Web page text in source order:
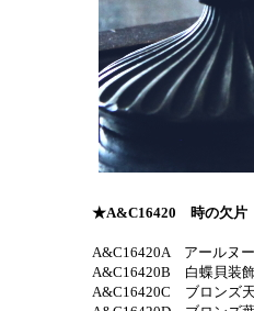
★A&C16420 時の欠片
A&C16420A アールヌ
A&C16420B 白蝶貝装飾
A&C16420C ブロンズ天